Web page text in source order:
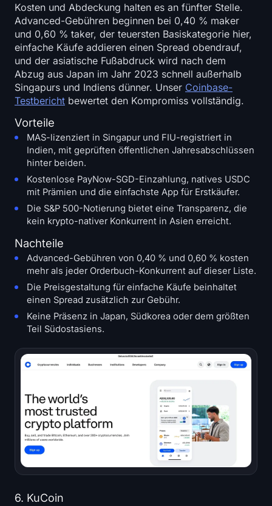
Kosten und Abdeckung halten es an fünfter Stelle.
Advanced-Gebühren beginnen bei 0,40 % maker
und 0,60 % taker, der teuersten Basiskategorie hier,
einfache Käufe addieren einen Spread obendrauf,
und der asiatische Fußabdruck wird nach dem
Abzug aus Japan im Jahr 2023 schnell außerhalb
Singapurs und Indiens dünner. Unser Coinbase-
Testbericht bewertet den Kompromiss vollständig.
Vorteile
MAS-lizenziert in Singapur und FIU-registriert in
Indien, mit geprüften öffentlichen Jahresabschlüssen
hinter beiden.
Kostenlose PayNow-SGD-Einzahlung, natives USDC
mit Prämien und die einfachste App für Erstkäufer.
Die S&P 500-Notierung bietet eine Transparenz, die
kein krypto-nativer Konkurrent in Asien erreicht.
Nachteile
Advanced-Gebühren von 0,40 % und 0,60 % kosten
mehr als jeder Orderbuch-Konkurrent auf dieser Liste.
Die Preisgestaltung für einfache Käufe beinhaltet
einen Spread zusätzlich zur Gebühr.
Keine Präsenz in Japan, Südkorea oder dem größten
Teil Südostasiens.
6. KuCoin